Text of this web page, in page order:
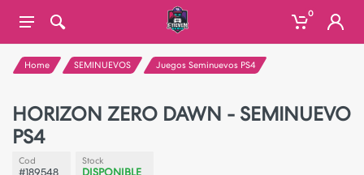
0
Home SEMINUEVOS Juegos Seminuevos PS4
HORIZON ZERO DAWN - SEMINUEVO
PS4
Cod
#189548
Stock
DISPONIBLE